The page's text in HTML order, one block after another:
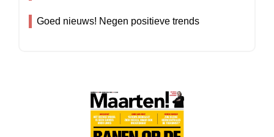
Goed nieuws! Negen positieve trends